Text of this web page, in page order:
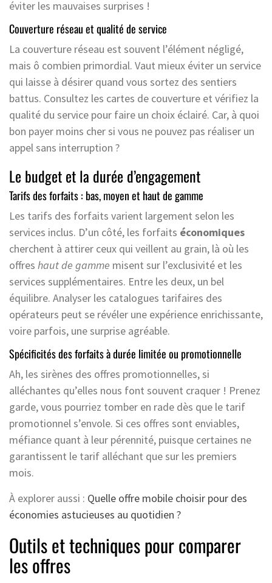
éviter les mauvaises surprises !
Couverture réseau et qualité de service
La couverture réseau est souvent l’élément négligé,
mais ô combien primordial. Vaut mieux éviter un service
qui laisse à désirer quand vous sortez des sentiers
battus. Consultez les cartes de couverture et vérifiez la
qualité du service pour faire un choix éclairé. Car, à quoi
bon payer moins cher si vous ne pouvez pas réaliser un
appel sans interruption ?
Le budget et la durée d’engagement
Tarifs des forfaits : bas, moyen et haut de gamme
Les tarifs des forfaits varient largement selon les
services inclus. D’un côté, les forfaits économiques
cherchent à attirer ceux qui veillent au grain, là où les
offres haut de gamme misent sur l’exclusivité et les
services supplémentaires. Entre les deux, un bel
équilibre. Analyser les catalogues tarifaires des
opérateurs peut se révéler une expérience enrichissante,
voire parfois, une surprise agréable.
Spécificités des forfaits à durée limitée ou promotionnelle
Ah, les sirènes des offres promotionnelles, si
alléchantes qu’elles nous font souvent craquer ! Prenez
garde, vous pourriez tomber en rade dès que le tarif
promotionnel s’envole. Si ces offres sont enviables,
méfiance quant à leur pérennité, puisque certaines ne
garantissent le tarif alléchant que sur les premiers
mois.
À explorer aussi : Quelle offre mobile choisir pour des
économies astucieuses au quotidien ?
Outils et techniques pour comparer
les offres